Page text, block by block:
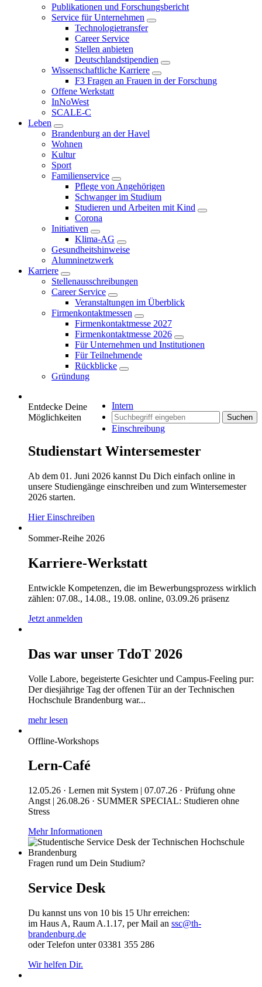
Publikationen und Forschungsbericht
Service für Unternehmen
Technologietransfer
Career Service
Stellen anbieten
Deutschlandstipendien
Wissenschaftliche Karriere
F3 Fragen an Frauen in der Forschung
Offene Werkstatt
InNoWest
SCALE-C
Leben
Brandenburg an der Havel
Wohnen
Kultur
Sport
Familienservice
Pflege von Angehörigen
Schwanger im Studium
Studieren und Arbeiten mit Kind
Corona
Initiativen
Klima-AG
Gesundheitshinweise
Alumninetzwerk
Karriere
Stellenausschreibungen
Career Service
Veranstaltungen im Überblick
Firmenkontaktmessen
Firmenkontaktmesse 2027
Firmenkontaktmesse 2026
Für Unternehmen und Institutionen
Für Teilnehmende
Rückblicke
Gründung
Intern
Suchen
Einschreibung
Entdecke Deine
Möglichkeiten
Studienstart Wintersemester
Ab dem 01. Juni 2026 kannst Du Dich einfach online in
unsere Studiengänge einschreiben und zum Wintersemester
2026 starten.
Hier Einschreiben
Sommer-Reihe 2026
Karriere-Werkstatt
Entwickle Kompetenzen, die im Bewerbungsprozess wirklich
zählen: 07.08., 14.08., 19.08. online, 03.09.26 präsenz
Jetzt anmelden
Das war unser TdoT 2026
Volle Labore, begeisterte Gesichter und Campus-Feeling pur:
Der diesjährige Tag der offenen Tür an der Technischen
Hochschule Brandenburg war...
mehr lesen
Offline-Workshops
Lern-Café
12.05.26 · Lernen mit System | 07.07.26 · Prüfung ohne
Angst | 26.08.26 · SUMMER SPECIAL: Studieren ohne
Stress
Mehr Informationen
Fragen rund um Dein Studium?
Service Desk
Du kannst uns von 10 bis 15 Uhr erreichen:
im Haus A, Raum A.1.17, per Mail an ssc@th-
brandenburg.de
oder Telefon unter 03381 355 286
Wir helfen Dir.